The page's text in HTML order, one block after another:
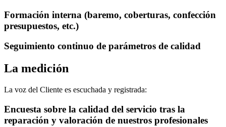
Formación interna (baremo, coberturas, confección
presupuestos, etc.)
Seguimiento continuo de parámetros de calidad
La medición
La voz del Cliente es escuchada y registrada:
Encuesta sobre la calidad del servicio tras la
reparación y valoración de nuestros profesionales